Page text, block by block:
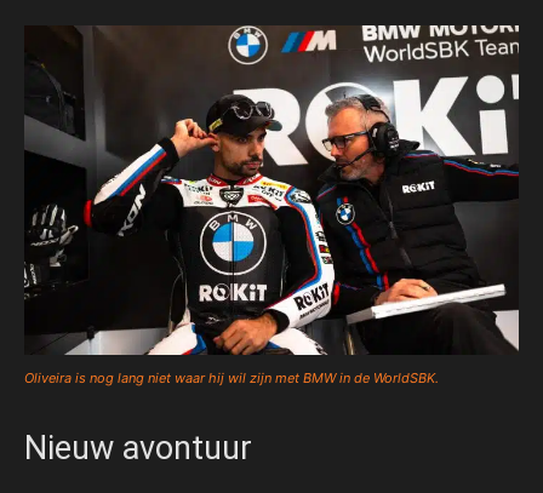
Oliveira is nog lang niet waar hij wil zijn met BMW in de WorldSBK.
Nieuw avontuur